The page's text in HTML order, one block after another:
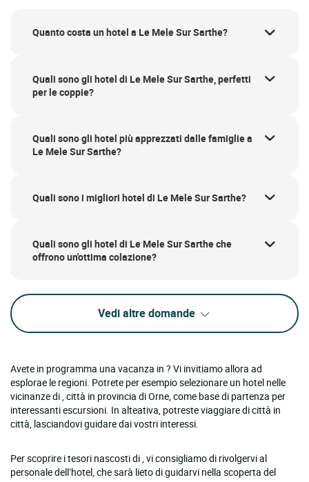
Quanto costa un hotel a Le Mele Sur Sarthe?
Quali sono gli hotel di Le Mele Sur Sarthe, perfetti
per le coppie?
Quali sono gli hotel più apprezzati dalle famiglie a
Le Mele Sur Sarthe?
Quali sono i migliori hotel di Le Mele Sur Sarthe?
Quali sono gli hotel di Le Mele Sur Sarthe che
offrono un'ottima colazione?
Vedi altre domande
Avete in programma una vacanza in ? Vi invitiamo allora ad
esplorae le regioni. Potrete per esempio selezionare un hotel nelle
vicinanze di , città in provincia di Orne, come base di partenza per
interessanti escursioni. In alteativa, potreste viaggiare di città in
città, lasciandovi guidare dai vostri interessi.
Per scoprire i tesori nascosti di , vi consigliamo di rivolgervi al
personale dell’hotel, che sarà lieto di guidarvi nella scoperta del